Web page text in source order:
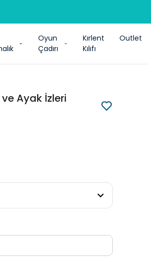
Oyun
Çadırı
Kırlent
Kılıfı
Outlet
Ayak İzleri